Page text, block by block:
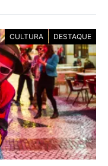
CULTURA DESTAQUE